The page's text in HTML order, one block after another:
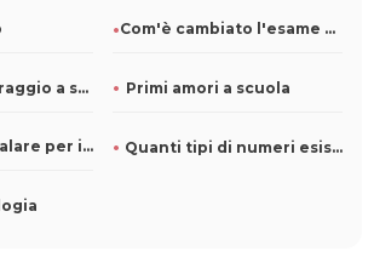
Com'è cambiato l'esame di maturità negli anni?
Insegnare il coraggio a scuola Primi amori a scuola
Quale auto regalare per il diploma Quanti tipi di numeri esistono?